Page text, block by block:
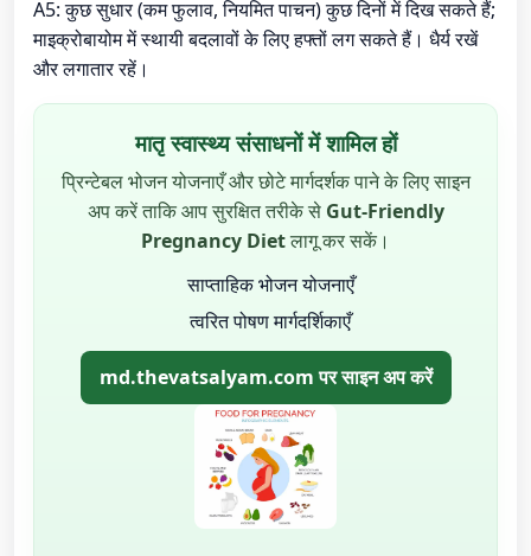
A5: कुछ सुधार (कम फुलाव, नियमित पाचन) कुछ दिनों में दिख सकते हैं;
माइक्रोबायोम में स्थायी बदलावों के लिए हफ्तों लग सकते हैं। धैर्य रखें
और लगातार रहें।
मातृ स्वास्थ्य संसाधनों में शामिल हों
प्रिन्टेबल भोजन योजनाएँ और छोटे मार्गदर्शक पाने के लिए साइन
अप करें ताकि आप सुरक्षित तरीके से Gut-Friendly
Pregnancy Dietलागू कर सकें।
साप्ताहिक भोजन योजनाएँ
त्वरित पोषण मार्गदर्शिकाएँ
md.thevatsalyam.com पर साइन अप करें